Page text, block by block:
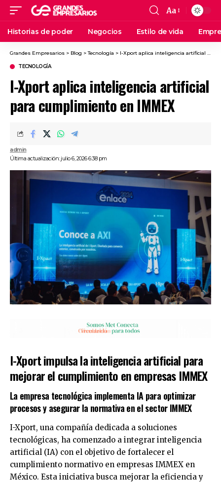
Aa
Historias de poder Negocios Estilo de vida
Grandes Empresarios > Blog >Tecnología > I-Xport aplica inteligencia artificial para cumplimiento en IMMEX
TECNOLOGÍA
I-Xport aplica inteligencia artificial
para cumplimiento en IMMEX
Última actualización: julio 6, 2026 6:38 pm
admin
I-Xport impulsa la inteligencia artificial para
mejorar el cumplimiento en empresas IMMEX
La empresa tecnológica implementa IA para optimizar
procesos y asegurar la normativa en el sector IMMEX
I-Xport, una compañía dedicada a soluciones
tecnológicas, ha comenzado a integrar inteligencia
artificial (IA) con el objetivo de fortalecer el
cumplimiento normativo en empresas IMMEX en
México. Esta iniciativa busca mejorar la eficiencia y